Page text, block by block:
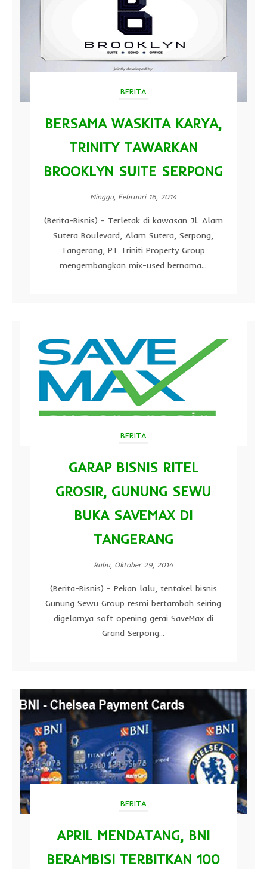
BERITA
BERSAMA WASKITA KARYA,
TRINITY TAWARKAN
BROOKLYN SUITE SERPONG
Minggu, Februari 16, 2014
(Berita-Bisnis) - Terletak di kawasan Jl. Alam
Sutera Boulevard, Alam Sutera, Serpong,
Tangerang, PT Triniti Property Group
mengembangkan mix-used bernama...
BERITA
GARAP BISNIS RITEL
GROSIR, GUNUNG SEWU
BUKA SAVEMAX DI
TANGERANG
Rabu, Oktober 29, 2014
(Berita-Bisnis) - Pekan lalu, tentakel bisnis
Gunung Sewu Group resmi bertambah seiring
digelarnya soft opening gerai SaveMax di
Grand Serpong...
BERITA
APRIL MENDATANG, BNI
BERAMBISI TERBITKAN 100